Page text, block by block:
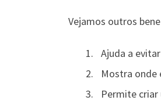
Vejamos outros
Ajuda a
Mostra onde
Permite criar